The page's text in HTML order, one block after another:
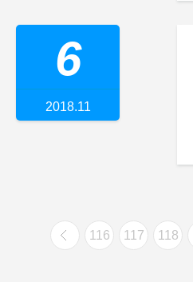
6
2018.11
116 117 118